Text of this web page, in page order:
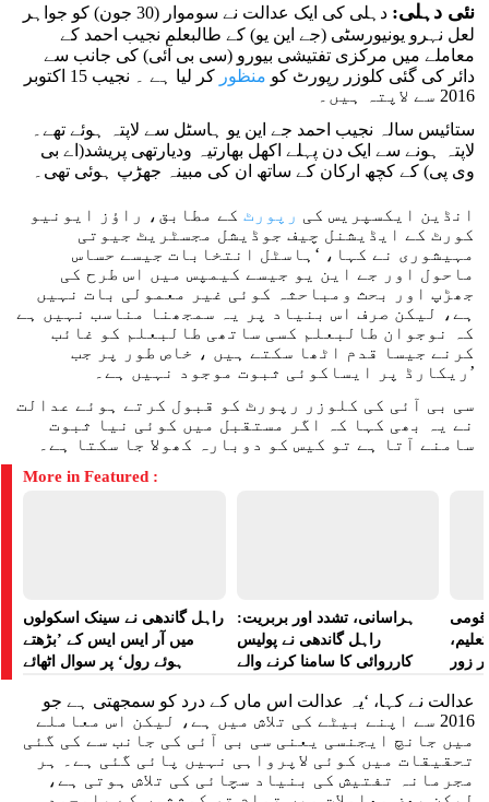
نئی دہلی:
دہلی کی ایک عدالت نے سوموار (30 جون) کو جواہر
لعل نہرو یونیورسٹی (جے این یو) کے طالبعلم نجیب احمد کے
معاملے میں مرکزی تفتیشی بیورو (سی بی آئی) کی جانب سے
دائر کی گئی کلوزر رپورٹ کو منظور
کر لیا ہے ۔ نجیب 15 اکتوبر
2016 سے لاپتہ ہیں۔
ستائیس سالہ نجیب احمد جے این یو ہاسٹل سے لاپتہ ہوئے تھے۔
لاپتہ ہونے سے ایک دن پہلے اکھل بھارتیہ ودیارتھی پریشد(اے بی
وی پی) کے کچھ ارکان کے ساتھ ان کی مبینہ جھڑپ ہوئی تھی۔
انڈین ایکسپریس کی رپورٹ کے مطابق، راؤز ایونیو
کورٹ کے ایڈیشنل چیف جوڈیشل مجسٹریٹ جیوتی
مہیشوری نے کہا، ‘ہاسٹل انتخابات جیسے حساس
ماحول اور جے این یو جیسے کیمپس میں اس طرح کی
جھڑپ اور بحث ومباحثہ کوئی غیر معمولی بات نہیں
ہے، لیکن صرف اس بنیاد پر یہ سمجھنا مناسب نہیں ہے
کہ نوجوان طالبعلم کسی ساتھی طالبعلم کو غائب
کرنے جیسا قدم اٹھا سکتے ہیں ، خاص طور پر جب
ریکارڈ پر ایساکوئی ثبوت موجود نہیں ہے۔’
سی بی آئی کی کلوزر رپورٹ کو قبول کرتے ہوئے عدالت
نے یہ بھی کہا کہ اگر مستقبل میں کوئی نیا ثبوت
سامنے آتا ہے تو کیس کو دوبارہ کھولا جا سکتا ہے۔
More in Featured :
راہل گاندھی نے سینک اسکولوں
میں آر ایس ایس کے ’بڑھتے
ہوئے رول‘ پر سوال اٹھائے
ہراسانی، تشدد اور بربریت:
راہل گاندھی نے پولیس
کارروائی کا سامنا کرنے والے
قومی
زور
عدالت نے کہا، ‘یہ عدالت اس ماں کے درد کو سمجھتی ہے جو
2016 سے اپنے بیٹے کی تلاش میں ہے، لیکن اس معاملے
میں جانچ ایجنسی یعنی سی بی آئی کی جانب سے کی گئی
تحقیقات میں کوئی لاپرواہی نہیں پائی گئی ہے۔ ہر
مجرمانہ تفتیش کی بنیاد سچائی کی تلاش ہوتی ہے،